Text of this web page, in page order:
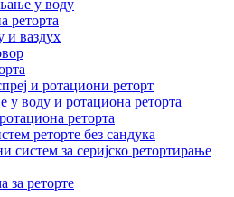
у воду
реторта
и ваздух
и ротациони реторт
у воду и ротациона реторта
реторта
реторте без сандука
систем за серијско ретортирање
за реторте